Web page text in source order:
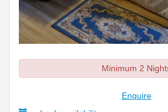
Minimum 2
Enquire